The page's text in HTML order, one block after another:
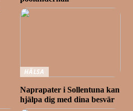
HÄLSA
Naprapater i Sollentuna kan
hjälpa dig med dina besvär